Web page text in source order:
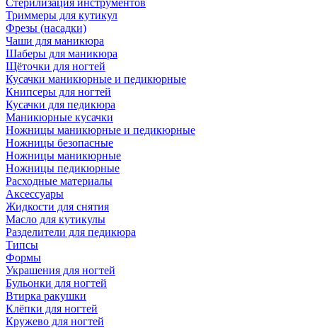
Стерилизация инструментов
Триммеры для кутикул
Фрезы (насадки)
Чаши для маникюра
Шаберы для маникюра
Щёточки для ногтей
Кусачки маникюрные и педикюрные
Книпсеры для ногтей
Кусачки для педикюра
Маникюрные кусачки
Ножницы маникюрные и педикюрные
Ножницы безопасные
Ножницы маникюрные
Ножницы педикюрные
Расходные материалы
Аксессуары
Жидкости для снятия
Масло для кутикулы
Разделители для педикюра
Типсы
Формы
Украшения для ногтей
Бульонки для ногтей
Втирка ракушки
Клёпки для ногтей
Кружево для ногтей